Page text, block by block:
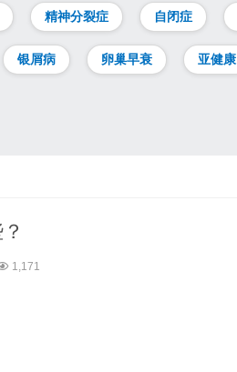
精神分裂症 自闭症
银屑病 卵巢早衰 亚健康
1,171